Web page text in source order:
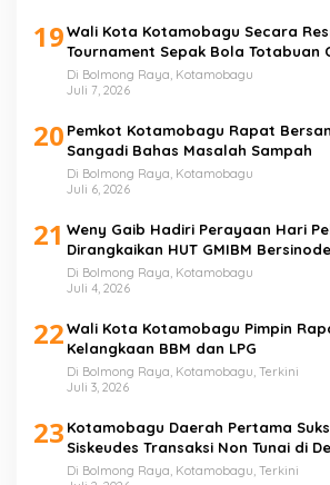
19Wali Kota Kotamobagu Secara
Tournament Sepak Bola Totabuan
Di Bolmong Raya, Kotamobagu
Juli 7, 2026
20 Pemkot Kotamobagu Rapat
Sangadi Bahas Masalah Sampah
Di Bolmong Raya, Kotamobagu
Juli 6, 2026
21 Weny Gaib Hadiri Perayaan Hari
Dirangkaikan HUT GMIBM
Di Bolmong Raya, Kotamobagu
Juli 4, 2026
22Wali Kota Kotamobagu Pimpin
Kelangkaan BBM dan LPG
Di Bolmong Raya, Kotamobagu, Terkini
Juli 3, 2026
23 Kotamobagu Daerah Pertama
Siskeudes Transaksi Non Tunai di
Di Bolmong Raya, Kotamobagu, Terkini